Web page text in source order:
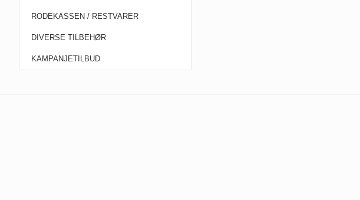
RODEKASSEN / RESTVARER
DIVERSE TILBEHØR
KAMPANJETILBUD